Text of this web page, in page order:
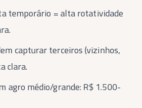
temporário = alta rotatividade
capturar terceiros (vizinhos,
clara.
agro médio/grande: R$ 1.500-